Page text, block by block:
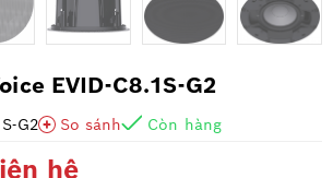
EVID-C8.1S-G2
G2 So sánh Còn hàng
hệ